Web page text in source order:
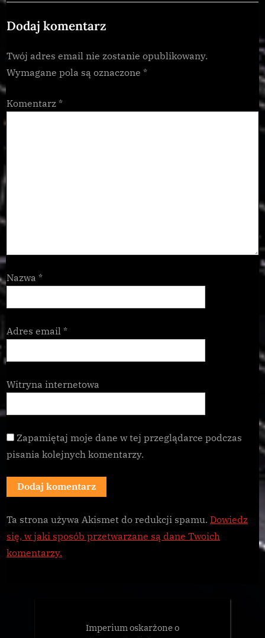
Dodaj komentarz
Twój adres email nie zostanie opublikowany.
Wymagane pola są oznaczone *
Komentarz *
Nazwa *
Adres email *
Witryna internetowa
Zapamiętaj moje dane w tej przeglądarce podczas
pisania kolejnych komentarzy.
Ta strona używa Akismet do redukcji spamu. Dowiedz
się, w jaki sposób przetwarzane są dane Twoich
komentarzy.
Imperium oskarżone o